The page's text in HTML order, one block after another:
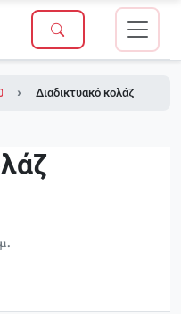
2008Διαδικτυακό κολάζ